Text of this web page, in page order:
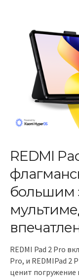
REDMI
большим
REDMI Pad 2 Pro
Pro, и REDMIPad 2
ценит погружение